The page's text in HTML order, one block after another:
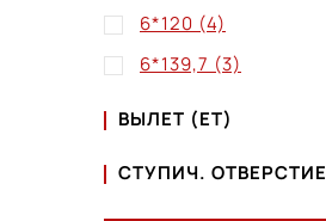
6*120 (4)
6*139,7 (3)
ВЫЛЕТ (ET)
СТУПИЧ. ОТВЕРСТИЕ